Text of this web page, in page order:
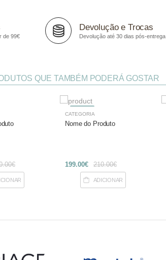
de 99€
Devolução e Trocas
Devolução até 30 dias pós-entrega
QUE TAMBÉM PODERÁ GOSTAR
CATEGORIA
Nome do Produto
199.00€ 210.00€
ADICIONAR